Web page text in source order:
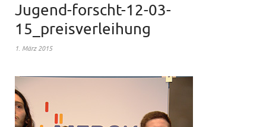
Jugend-forscht-12-03-
15_preisverleihung
1. März 2015